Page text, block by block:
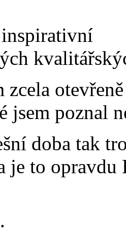
zcela
jsem poznal
doba tak
to opravdu